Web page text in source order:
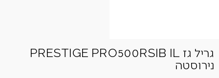
גריל גז PRESTIGE PRO500RSIB IL
נירוסטה